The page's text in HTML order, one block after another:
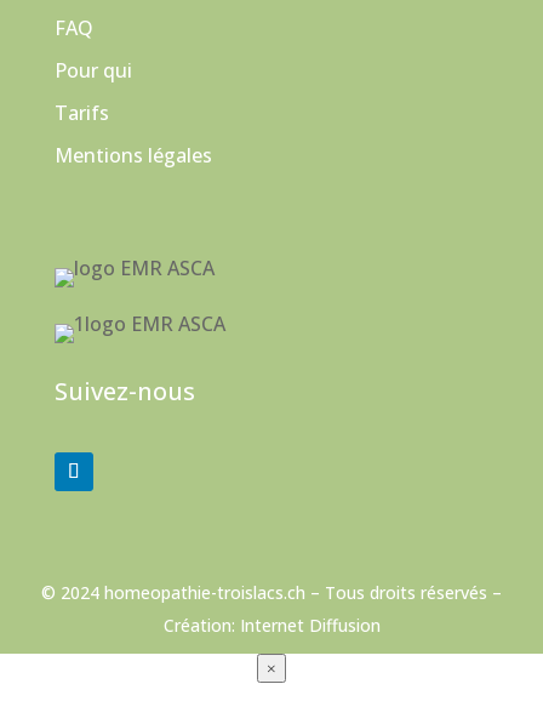
FAQ
Pour qui
Tarifs
Mentions légales
Suivez-nous
© 2024 homeopathie-troislacs.ch – Tous droits réservés –
Création: Internet Diffusion
×